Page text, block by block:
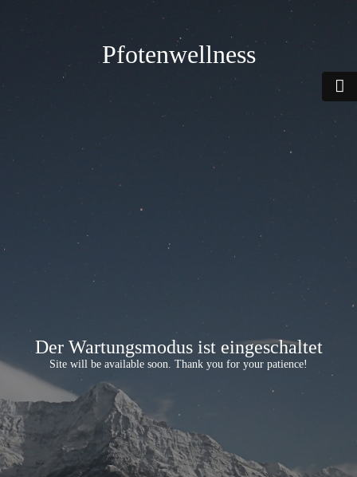
Pfotenwellness
Der Wartungsmodus ist eingeschaltet
Site will be available soon. Thank you for your patience!